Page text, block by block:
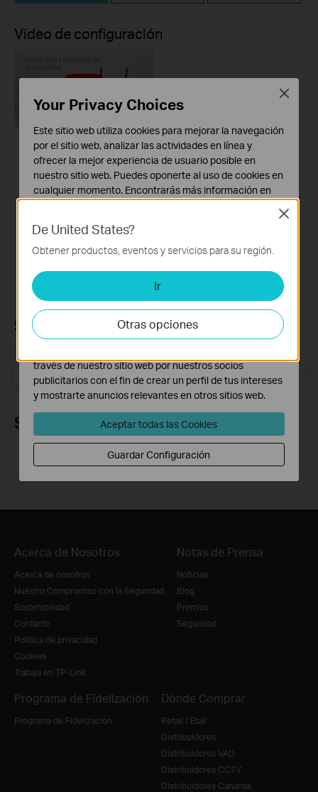
Vídeo de configuración
How to turn a router
into an Access
Point?
Suscripción
Dirección de correo electrónico Suscríbete
Síguenos
Acerca de Nosotros
Acerca de nosotros
Nuestro Compromiso con la Seguridad
Sostenibilidad
Contacto
Política de privacidad
Cookies
Trabaja en TP-Link
Notas de Prensa
Noticias
Blog
Premios
Seguridad
Programa de Fidelización
Programa de Fidelización
Dónde Comprar
Retail / Etail
Distribuidores
Distribuidores VAD
Distribuidores CCTV
Distribuidores Canarias
De United States?
Obtener productos, eventos y servicios para su región.
Ir
Otras opciones
Close
Your Privacy Choices
Este sitio web utiliza cookies para mejorar la navegación
por el sitio web, analizar las actividades en línea y
ofrecer la mejor experiencia de usuario posible en
nuestro sitio web. Puedes oponerte al uso de cookies en
cualquier momento. Encontrarás más información en
Cookies Básicas
Estas cookies son necesarias para el funcionamiento
del sitio web y no pueden desactivarse en tu sistema.
Cookies de Análisis y de Marketing
Las cookies de análisis nos permiten analizar tus
actividades en nuestro sitio web con el fin de mejorar y
adaptar la funcionalidad del mismo.
través de nuestro sitio web por nuestros socios
publicitarios con el fin de crear un perfil de tus intereses
y mostrarte anuncios relevantes en otros sitios web.
Aceptar todas las Cookies
Guardar Configuración
Close